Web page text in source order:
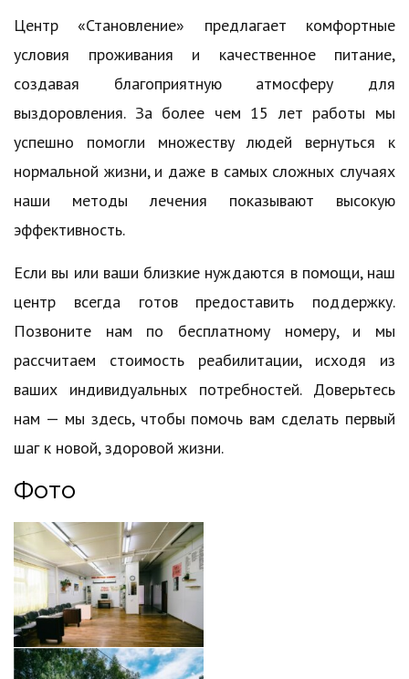
Центр «Становление» предлагает комфортные
условия проживания и качественное питание,
создавая благоприятную атмосферу для
выздоровления. За более чем 15 лет работы мы
успешно помогли множеству людей вернуться к
нормальной жизни, и даже в самых сложных случаях
наши методы лечения показывают высокую
эффективность.
Если вы или ваши близкие нуждаются в помощи, наш
центр всегда готов предоставить поддержку.
Позвоните нам по бесплатному номеру, и мы
рассчитаем стоимость реабилитации, исходя из
ваших индивидуальных потребностей. Доверьтесь
нам — мы здесь, чтобы помочь вам сделать первый
шаг к новой, здоровой жизни.
Фото